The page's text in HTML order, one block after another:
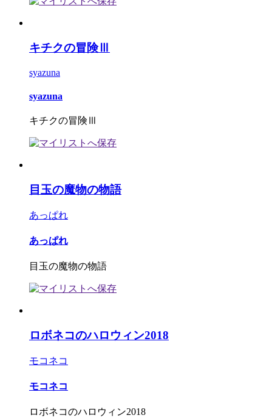
キチクの冒険Ⅲ
syazuna
syazuna
キチクの冒険Ⅲ
目玉の魔物の物語
あっぱれ
あっぱれ
目玉の魔物の物語
ロボネコのハロウィン2018
モコネコ
モコネコ
ロボネコのハロウィン2018